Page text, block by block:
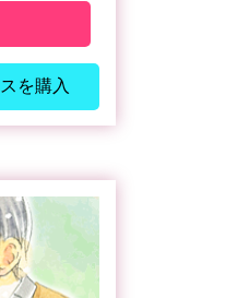
を購入